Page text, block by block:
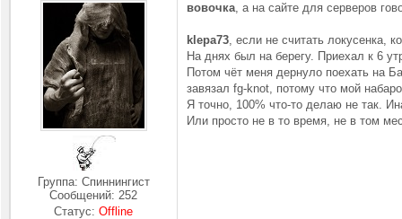
Группа: Спиннингист
Сообщений:252
Статус:Offline
вовочка, а на сайте для серверов
klepa73, если не считать локусенка,
На днях был на берегу. Приехал к 6
Потом чёт меня дернуло поехать на
завязал fg-knot, потому что мой
Я точно, 100% что-то делаю не так.
Или просто не в то время, не в том